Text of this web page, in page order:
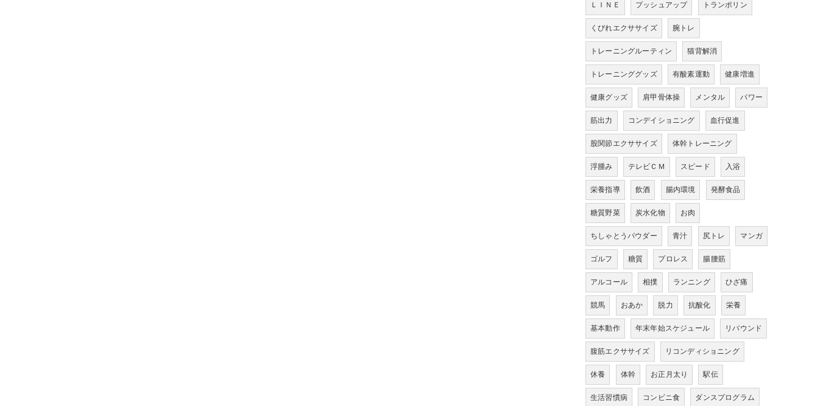
ＬＩＮＥ プッシュアップ トランポリン
くびれエクササイズ 腕トレ
トレーニングルーティン 猫背解消
トレーニンググッズ 有酸素運動 健康増進
健康グッズ 肩甲骨体操 メンタル パワー
筋出力 コンデイショニング 血行促進
股関節エクササイズ 体幹トレーニング
浮腫み テレビＣＭ スピード 入浴
栄養指導 飲酒 腸内環境 発酵食品
糖質野菜 炭水化物 お肉
ちしゃとうパウダー 青汁 尻トレ マンガ
ゴルフ 糖質 プロレス 腸腰筋
アルコール 相撲 ランニング ひざ痛
競馬 おあか 脱力 抗酸化 栄養
基本動作 年末年始スケジュール リバウンド
腹筋エクササイズ リコンディショニング
休養 体幹 お正月太り 駅伝
生活習慣病 コンビニ食 ダンスプログラム